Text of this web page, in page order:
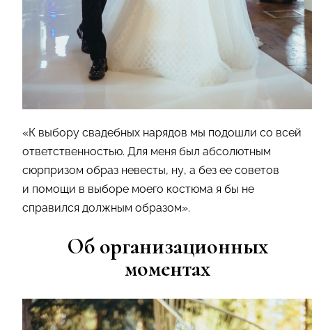
«К выбору свадебных нарядов мы подошли со всей
ответственностью. Для меня был абсолютным
сюрпризом образ невесты, ну, а без ее советов
и помощи в выборе моего костюма я бы не
справился должным образом».
Об организационных
моментах